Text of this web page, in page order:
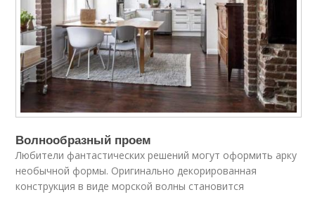
Волнообразный проем
Любители фантастических решений могут оформить арку
необычной формы. Оригинально декорированная
конструкция в виде морской волны становится